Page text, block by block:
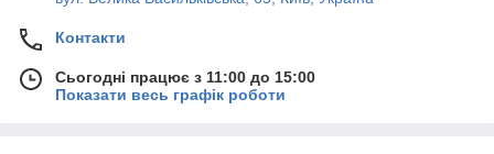
Контакти
Сьогодні працює з 11:00 до 15:00
Показати весь графік роботи